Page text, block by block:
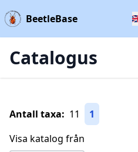
BeetleBase
Catalogus
Antall taxa: 11
1
Visa katalog från